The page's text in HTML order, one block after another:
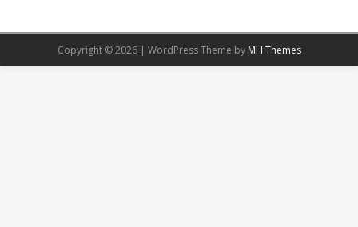
Copyright © 2026 | WordPress Theme by MH Themes